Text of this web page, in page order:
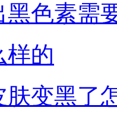
黑色素需
样的
肤变黑了